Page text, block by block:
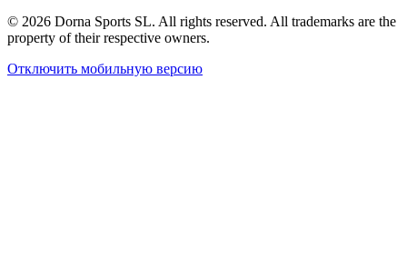
© 2026 Dorna Sports SL. All rights reserved. All trademarks are the
property of their respective owners.
Отключить мобильную версию